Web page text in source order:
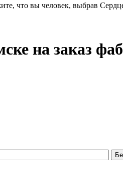
что вы человек, выбрав
на заказ